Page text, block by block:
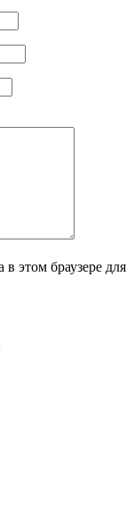
этом браузере для